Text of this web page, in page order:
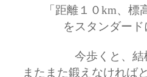
「距離１０km、
をスタンダー
今歩くと、
またまた鍛えなければ